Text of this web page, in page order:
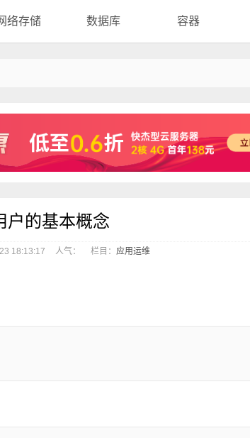
络存储 数据库 容器
户的基本概念
18:13:17 人气： 栏目： 应用运维